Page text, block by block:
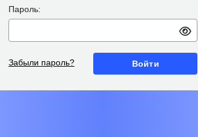
Пароль:
Забыли пароль? Войти